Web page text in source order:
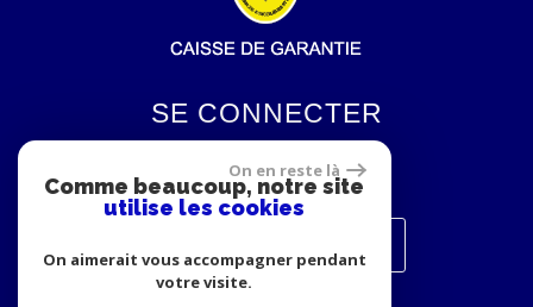
SE CONNECTER
Espace propriétaires
On en reste là
Comme beaucoup, notre site
utilise les cookies
On aimerait vous accompagner pendant
votre visite.